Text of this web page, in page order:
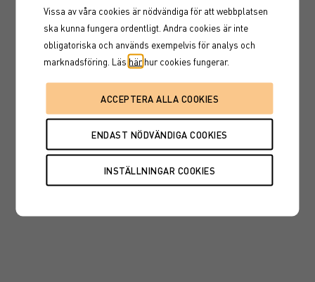
4922
MS AIO Europa Trygghet
4921
1,0
MS AIO Sverige Tillväxt
4924
MS AIO Sverige Trygghet
4923
1,0 1,02
19% 19%
UBS AC No banker PM
Vissa av våra cookies är nödvändiga för att webbplatsen
ska kunna fungera ordentligt. Andra cookies är inte
obligatoriska och används exempelvis för analys och
marknadsföring. Läs härhur cookies fungerar.